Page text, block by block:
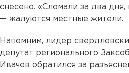
снесено. «Сломали за два
— жалуются местные жители.
Напомним, лидер
депутат регионального
Ивачев обратился за